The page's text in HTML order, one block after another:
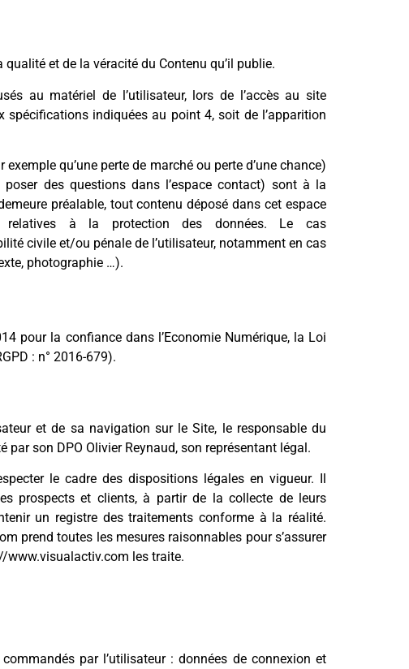
et de la véracité du Contenu qu’il publie.
au matériel de l’utilisateur, lors de l’accès au site
indiquées au point 4, soit de l’apparition
qu’une perte de marché ou perte d’une chance)
des questions dans l’espace contact) sont à la
préalable, tout contenu déposé dans cet espace
relatives à la protection des données. Le cas
civile et/ou pénale de l’utilisateur, notamment en cas
photographie …).
pour la confiance dans l’Economie Numérique, la Loi
: n° 2016-679).
et de sa navigation sur le Site, le responsable du
son DPO Olivier Reynaud, son représentant légal.
le cadre des dispositions légales en vigueur. Il
prospects et clients, à partir de la collecte de leurs
un registre des traitements conforme à la réalité.
prend toutes les mesures raisonnables pour s’assurer
www.visualactiv.com les traite.
par l’utilisateur : données de connexion et